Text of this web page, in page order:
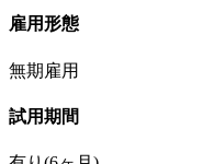
雇用形態
無期雇用
試用期間